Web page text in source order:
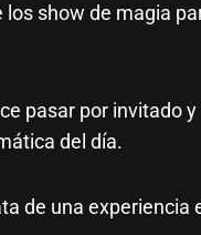
show de magia
pasar por invitado
del día.
de una